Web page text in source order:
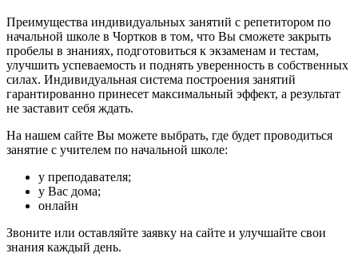
Преимущества индивидуальных занятий с репетитором по
начальной школе в Чортков в том, что Вы сможете закрыть
пробелы в знаниях, подготовиться к экзаменам и тестам,
улучшить успеваемость и поднять уверенность в собственных
силах. Индивидуальная система построения занятий
гарантированно принесет максимальный эффект, а результат
не заставит себя ждать.
На нашем сайте Вы можете выбрать, где будет проводиться
занятие с учителем по начальной школе:
у преподавателя;
у Вас дома;
онлайн
Звоните или оставляйте заявку на сайте и улучшайте свои
знания каждый день.